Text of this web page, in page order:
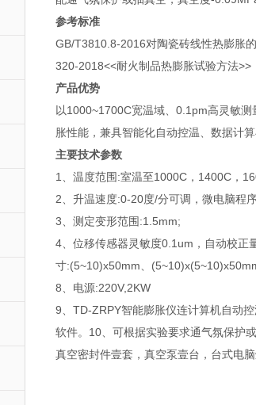
参考标准
GB/T3810.8-2016对陶瓷砖线性热膨胀
320-2018<<耐火制品热膨胀试验方法
产品优势
以1000~1700C宽温域、0.1pm高灵敏
胀性能，兼具智能化自动控温、数据计
主要技术参数
1、温度范围:室温至1000C，1400C，
2、升温速度:0-20度/分可调，微电脑程
3、测定变形范围:1.5mm;
4、位移传感器灵敏度0.1um，自动校正
寸:(5~10)x50mm、
8、电源:220V,2KW
9、TD-ZRPY智能膨胀仪连计算机自动
软件。10、可根据实验要求通气氛保护
真空密封件壹套，真空泵壹台，台式电脑